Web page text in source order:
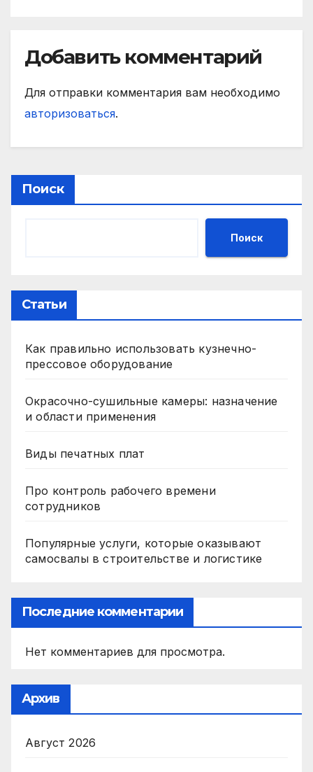
Добавить комментарий
Для отправки комментария вам необходимо
авторизоваться.
Поиск
Поиск
Статьи
Как правильно использовать кузнечно-
прессовое оборудование
Окрасочно-сушильные камеры: назначение
и области применения
Виды печатных плат
Про контроль рабочего времени
сотрудников
Популярные услуги, которые оказывают
самосвалы в строительстве и логистике
Последние комментарии
Нет комментариев для просмотра.
Архив
Август 2026